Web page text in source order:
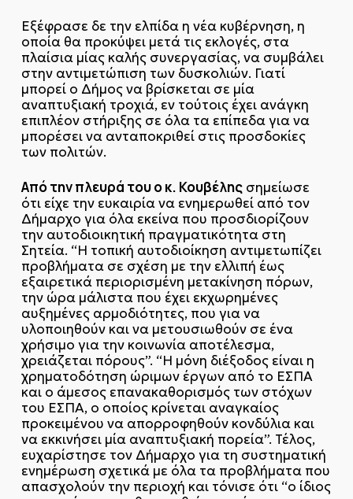
Εξέφρασε δε την ελπίδα η νέα κυβέρνηση, η
οποία θα προκύψει μετά τις εκλογές, στα
πλαίσια μίας καλής συνεργασίας, να συμβάλει
στην αντιμετώπιση των δυσκολιών. Γιατί
μπορεί ο Δήμος να βρίσκεται σε μία
αναπτυξιακή τροχιά, εν τούτοις έχει ανάγκη
επιπλέον στήριξης σε όλα τα επίπεδα για να
μπορέσει να ανταποκριθεί στις προσδοκίες
των πολιτών.
Από την πλευρά του ο κ. Κουβέληςσημείωσε
ότι είχε την ευκαιρία να ενημερωθεί από τον
Δήμαρχο για όλα εκείνα που προσδιορίζουν
την αυτοδιοικητική πραγματικότητα στη
Σητεία. “Η τοπική αυτοδιοίκηση αντιμετωπίζει
προβλήματα σε σχέση με την ελλιπή έως
εξαιρετικά περιορισμένη μετακίνηση πόρων,
την ώρα μάλιστα που έχει εκχωρημένες
αυξημένες αρμοδιότητες, που για να
υλοποιηθούν και να μετουσιωθούν σε ένα
χρήσιμο για την κοινωνία αποτέλεσμα,
χρειάζεται πόρους”. “Η μόνη διέξοδος είναι η
χρηματοδότηση ώριμων έργων από το ΕΣΠΑ
και ο άμεσος επανακαθορισμός των στόχων
του ΕΣΠΑ, ο οποίος κρίνεται αναγκαίος
προκειμένου να απορροφηθούν κονδύλια και
να εκκινήσει μία αναπτυξιακή πορεία”. Τέλος,
ευχαρίστησε τον Δήμαρχο για τη συστηματική
ενημέρωση σχετικά με όλα τα προβλήματα που
απασχολούν την περιοχή και τόνισε ότι “ο ίδιος